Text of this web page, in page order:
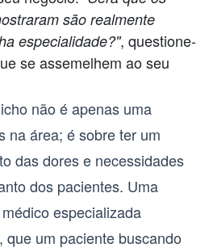
são realmente
especialidade?", questione-
se assemelhem ao seu
não é apenas uma
na área; é sobre ter um
das dores e necessidades
dos pacientes. Uma
especializada
que um paciente buscando